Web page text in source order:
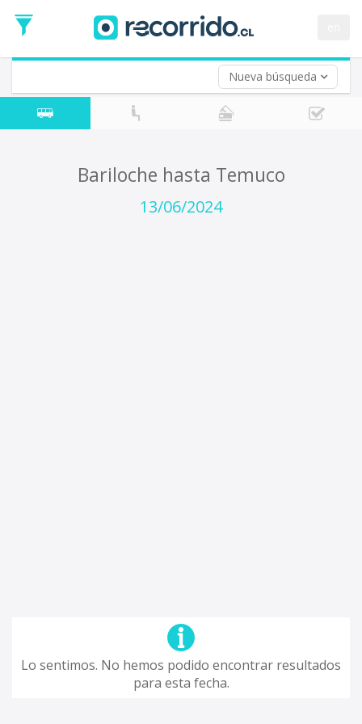
Nueva búsqueda
de
Ida
Vuelta (opcional)
Fecha
de
Bariloche hasta Temuco
13/06/2024
Lo sentimos. No hemos podido encontrar resultados
para esta fecha.